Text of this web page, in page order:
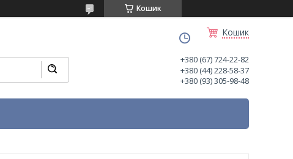
Кошик
Кошик
+380 (67) 724-22-82
+380 (44) 228-58-37
+380 (93) 305-98-48